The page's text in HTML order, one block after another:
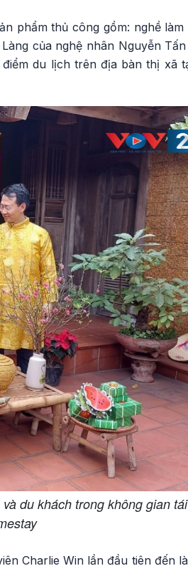
phẩm thủ công gồm: nghề làm
của nghệ nhân Nguyễn
du lịch trên địa bàn thị xã
du khách trong không gian
Charlie Win lần đầu tiên đến